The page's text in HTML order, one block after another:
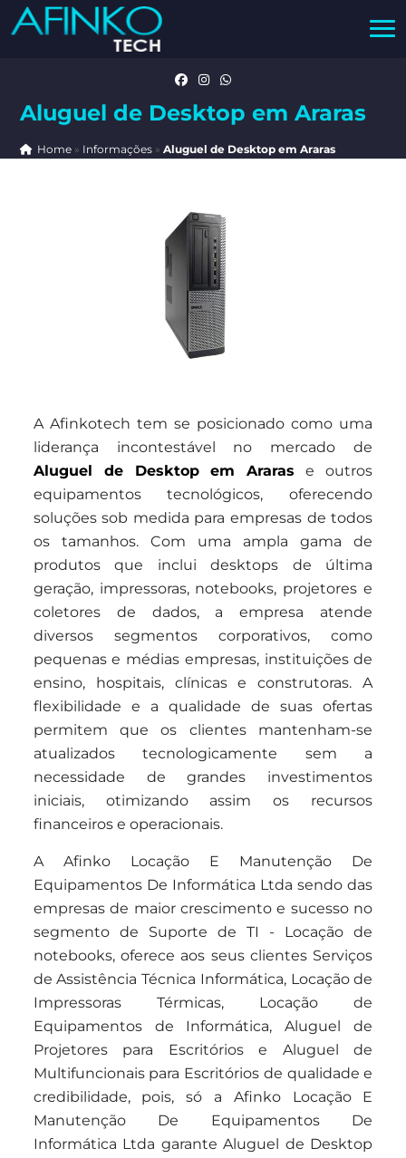
Aluguel de Desktop em Araras
Home» Informações » Aluguel de Desktop em Araras
A Afinkotech tem se posicionado como uma
liderança incontestável no mercado de
Aluguel de Desktop em Araras e outros
equipamentos tecnológicos, oferecendo
soluções sob medida para empresas de todos
os tamanhos. Com uma ampla gama de
produtos que inclui desktops de última
geração, impressoras, notebooks, projetores e
coletores de dados, a empresa atende
diversos segmentos corporativos, como
pequenas e médias empresas, instituições de
ensino, hospitais, clínicas e construtoras. A
flexibilidade e a qualidade de suas ofertas
permitem que os clientes mantenham-se
atualizados tecnologicamente sem a
necessidade de grandes investimentos
iniciais, otimizando assim os recursos
financeiros e operacionais.
A Afinko Locação E Manutenção De
Equipamentos De Informática Ltda sendo das
empresas de maior crescimento e sucesso no
segmento de Suporte de TI - Locação de
notebooks, oferece aos seus clientes Serviços
de Assistência Técnica Informática, Locação de
Impressoras Térmicas, Locação de
Equipamentos de Informática, Aluguel de
Projetores para Escritórios e Aluguel de
Multifuncionais para Escritórios de qualidade e
credibilidade, pois, só a Afinko Locação E
Manutenção De Equipamentos De
Informática Ltda garante Aluguel de Desktop